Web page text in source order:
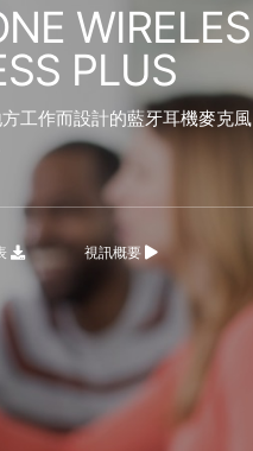
PLUS
工作而設計的藍牙耳機麥克
視訊概要